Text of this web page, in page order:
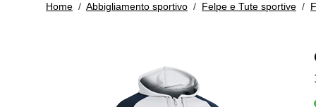
Home / Abbigliamento sportivo / Felpe e Tute sportive /